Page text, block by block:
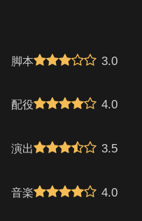
脚本 3.0
配役 4.0
演出 3.5
音楽 4.0